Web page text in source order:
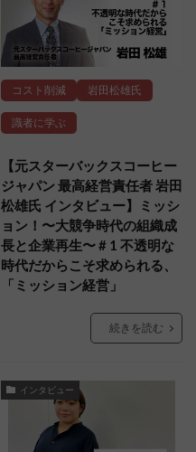
コスト削減 岩田松雄氏
識者に学ぶ
【元スターバックスコーヒー
ジャパン 最高経営責任者 岩田
松雄氏 インタビュー】ミッシ
ョン！〜大競争時代の組織成
長と企業再生〜 # 1 不透明な
時代だからこそ求められる、
「ミッション経営」
続きを読む
インタビュー